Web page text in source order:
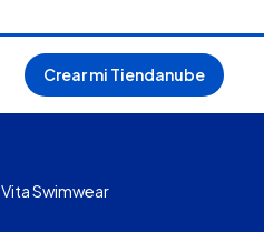
Crear mi Tiendanube
Vita Swimwear